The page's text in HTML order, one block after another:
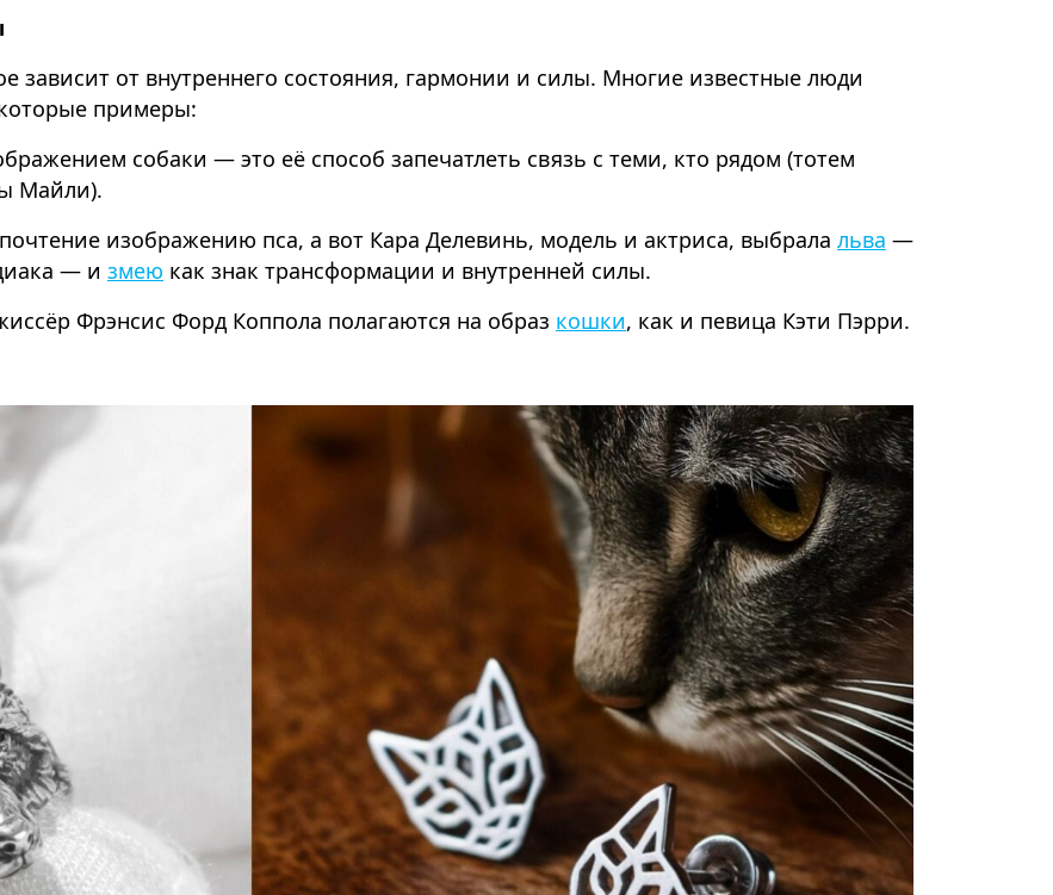
зависит от внутреннего состояния, гармонии и силы. Многие известные люди
примеры:
собаки — это её способ запечатлеть связь с теми, кто рядом (тотем
Майли).
изображению пса, а вот Кара Делевинь, модель и актриса, выбрала льва —
— и змею как знак трансформации и внутренней силы.
Фрэнсис Форд Коппола полагаются на образ кошки, как и певица Кэти Пэрри.